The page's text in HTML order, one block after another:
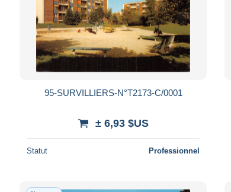
95-SURVILLIERS-N°T2173-C/0001
± 6,93 $US
Statut Professionnel